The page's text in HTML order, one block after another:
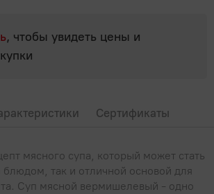
приготовления
сухие завтраки
семечки
для дома
, чтобы увидеть цены и
Сертификаты
мясного супа, который может стать
так и отличной основой для
Суп мясной вермишелевый - одно